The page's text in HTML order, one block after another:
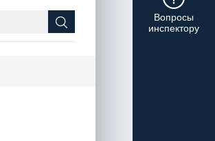
Вопросы
инспектору